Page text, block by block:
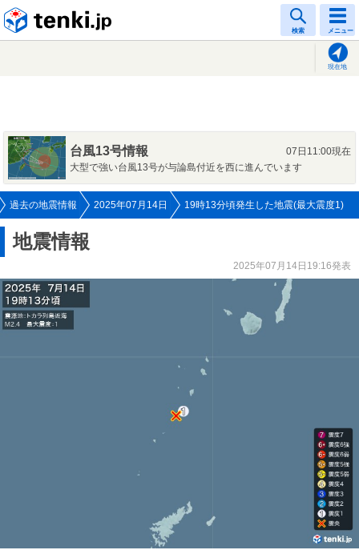
検索 メニュー
現在地
台風13号情報
07日11:00現在
大型で強い台風13号が与論島付近を西に進んでいます
過去の地震情報 2025年07月14日 19時13分頃発生した地震(最大震度1)
地震情報
2025年07月14日19:16発表